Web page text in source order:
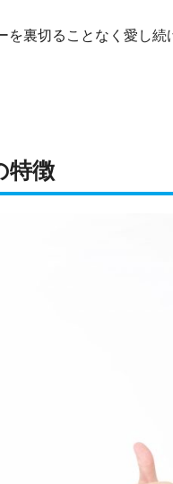
を裏切ることなく愛し
特徴